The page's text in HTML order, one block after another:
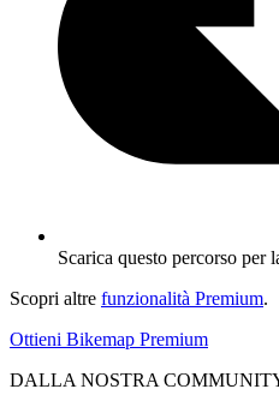
Scarica questo percorso per
Scopri altre funzionalità Premium.
Ottieni Bikemap Premium
DALLA NOSTRA